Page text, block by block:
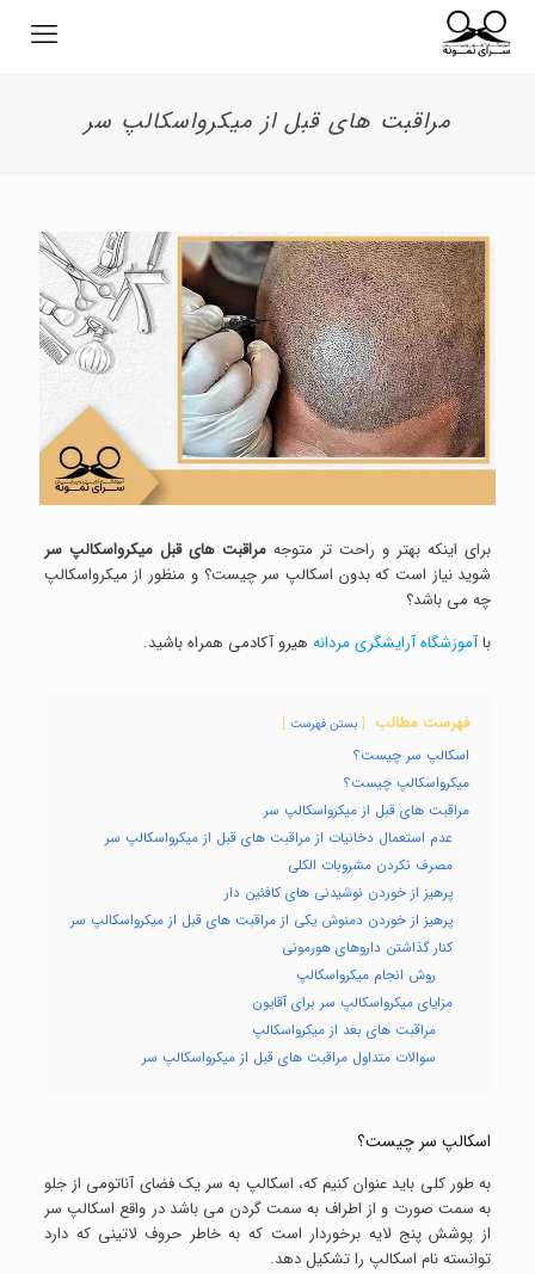
مراقبت های قبل از میکرواسکالپ سر
برای اینکه بهتر و راحت تر متوجهمراقبت های قبل میکرواسکالپ سر
شوید نیاز است که بدون اسکالپ سر چیست؟ و منظور از میکرواسکالپ
چه می باشد؟
باآموزشگاه آرایشگری مردانههیرو آکادمی همراه باشید.
فهرست مطالب بستن فهرست
اسکالپ سر چیست؟
میکرواسکالپ چیست؟
مراقبت های قبل از میکرواسکالپ سر
عدم استعمال دخانیات از مراقبت های قبل از میکرواسکالپ سر
مصرف نکردن مشروبات الکلی
پرهیز از خوردن نوشیدنی های کافئین دار
پرهیز از خوردن دمنوش یکی از مراقبت های قبل از میکرواسکالپ سر
کنار گذاشتن داروهای هورمونی
روش انجام میکرواسکالپ
مزایای میکرواسکالپ سر برای آقایون
مراقبت های بعد از میکرواسکالپ
سوالات متداول مراقبت های قبل از میکرواسکالپ سر
اسکالپ سر چیست؟
به طور کلی باید عنوان کنیم که، اسکالپ به سر یک فضای آناتومی از جلو
به سمت صورت و از اطراف به سمت گردن می باشد در واقع اسکالپ سر
از پوشش پنج لایه برخوردار است که به خاطر حروف لاتینی که دارد
توانسته نام اسکالپ را تشکیل دهد.